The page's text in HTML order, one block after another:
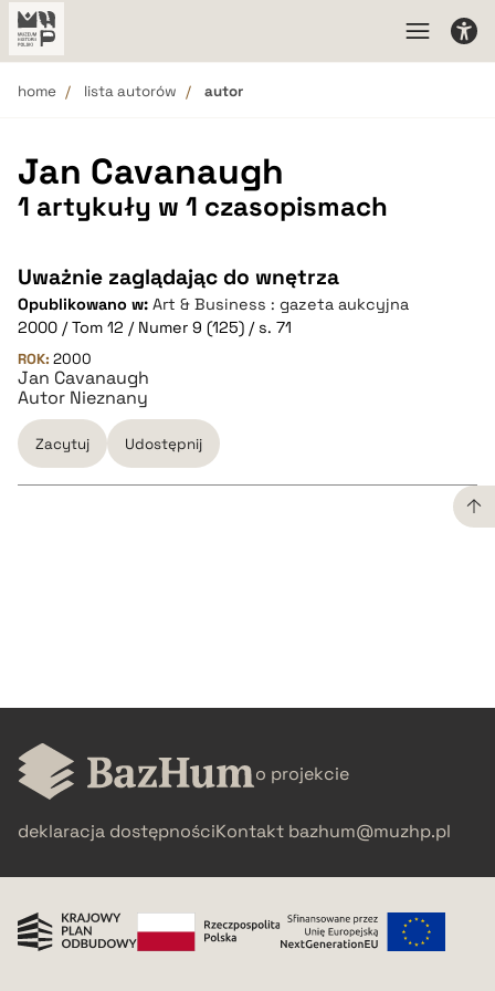
home lista autorów autor
Jan Cavanaugh
1 artykuły w 1 czasopismach
Uważnie zaglądając do wnętrza
Opublikowano w: Art & Business : gazeta aukcyjna
2000 / Tom 12 / Numer 9 (125) / s. 71
ROK: 2000
Jan Cavanaugh
Autor Nieznany
Zacytuj Udostępnij
pobierz cytat
o projekcie
deklaracja dostępnościKontakt bazhum@muzhp.pl